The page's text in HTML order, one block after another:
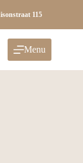
115
Menu